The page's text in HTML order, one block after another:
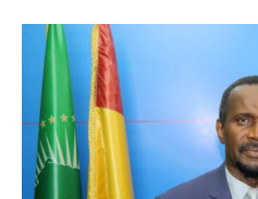
b
o
o
k
p
g